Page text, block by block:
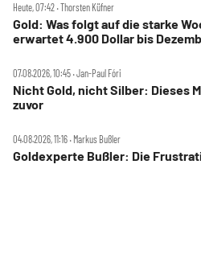
Heute, 07:42 ‧ Thorsten Küfner
Gold: Was folgt auf die starke
erwartet 4.900 Dollar bis
07.08.2026, 10:45 ‧ Jan-Paul Fóri
Nicht Gold, nicht Silber: Dieses
zuvor
04.08.2026, 11:16 ‧ Markus Bußler
Goldexperte Bußler: Die